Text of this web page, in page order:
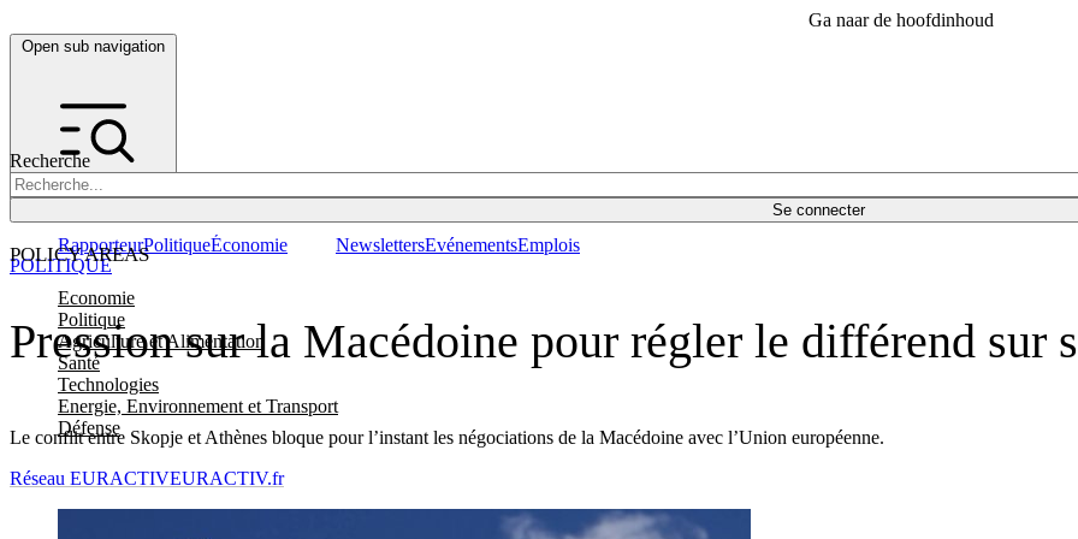
Ga naar de hoofdinhoud
Open sub navigation
Recherche
Se connecter
POLICY AREAS
Economie
Politique
Agriculture et Alimentation
Santé
Technologies
Energie, Environnement et Transport
Défense
RapporteurPolitiqueÉconomie NewslettersEvénementsEmplois
Pression sur la Macédoine pour régler le différend sur
Le conflit entre Skopje et Athènes bloque pour l’instant les négociations de la Macédoine avec l’Union européenne.
POLITIQUE
Réseau EURACTIVEURACTIV.fr